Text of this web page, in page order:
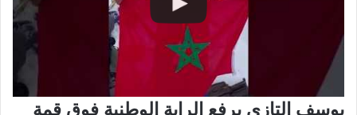
يوسف التازي يرفع الراية الوطنية فوق قمة